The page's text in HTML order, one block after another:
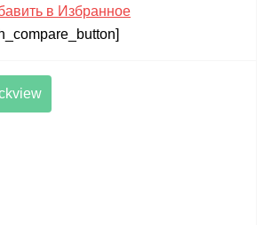
в Избранное